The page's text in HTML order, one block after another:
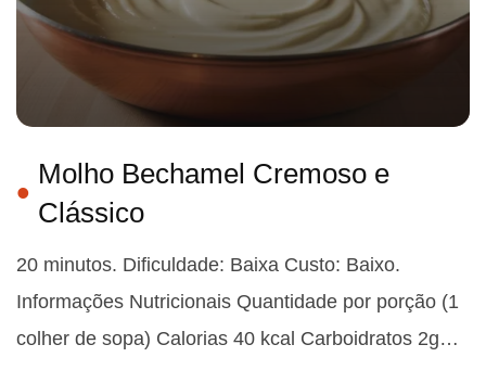
Molho Bechamel Cremoso e
Clássico
20 minutos. Dificuldade: Baixa Custo: Baixo.
Informações Nutricionais Quantidade por porção (1
colher de sopa) Calorias 40 kcal Carboidratos 2g…